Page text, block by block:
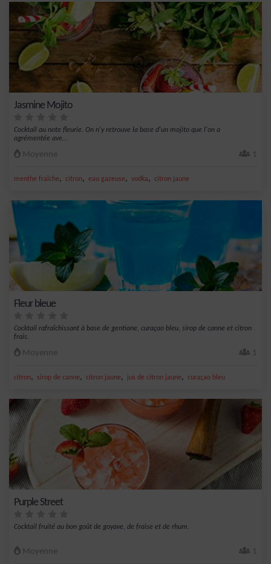
Jasmine Mojito
Cocktail au note fleurie. On n'y retrouve la base d'un mojito que l'on a
agrémentée ave...
Moyenne 1
menthe fraîche, citron, eau gazeuse, vodka, citron jaune
Fleur bleue
Cocktail rafraîchissant à base de gentiane, curaçao bleu, sirop de canne et citron
frais.
Moyenne 1
citron, sirop de canne, citron jaune, jus de citron jaune, curaçao bleu
Purple Street
Cocktail fruité au bon goût de goyave, de fraise et de rhum.
Moyenne 1